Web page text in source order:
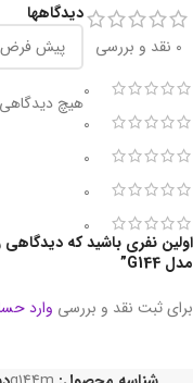
0 نقد و بررسی
0
0
0
0
0
دیدگاهها
هیچ
اولین نفری باشید که دیدگاهی
مدل G144”
برای ثبت نقد و بررسی وارد